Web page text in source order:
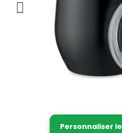
Personnaliser